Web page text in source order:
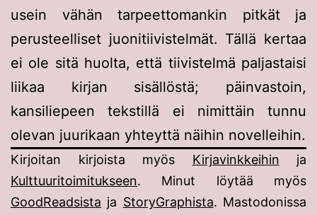
usein vähän tarpeettomankin pitkät ja
perusteelliset juonitiivistelmät. Tällä kertaa
ei ole sitä huolta, että tiivistelmä paljastaisi
liikaa kirjan sisällöstä; päinvastoin,
kansiliepeen tekstillä ei nimittäin tunnu
olevan juurikaan yhteyttä näihin novelleihin.
Kirjoitan kirjoista myös Kirjavinkkeihin ja
Kulttuuritoimitukseen. Minut löytää myös
GoodReadsista ja StoryGraphista. Mastodonissa